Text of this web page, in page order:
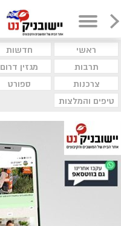
ראשי חדשות
תרבות
מגזין דרום
צרכנות
ספורט
טיפים והמלצות